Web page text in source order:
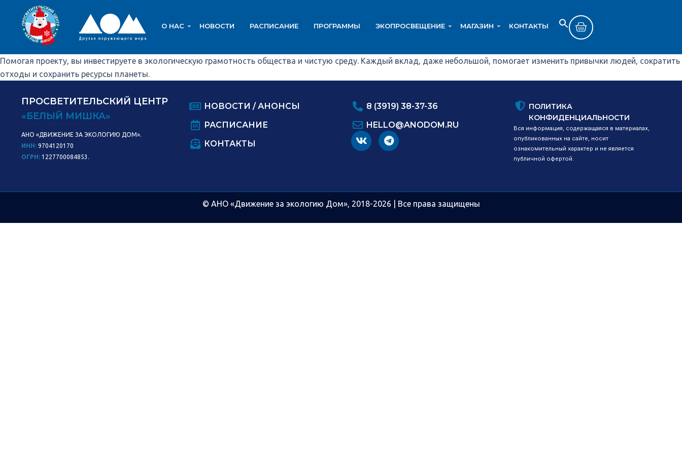
О НАС НОВОСТИ РАСПИСАНИЕ ПРОГРАММЫ ЭКОПРОСВЕЩЕНИЕ МАГАЗИН КОНТАКТЫ
Search
for:
SEARCH BUTTON
Помогая проекту, вы инвестируете в экологическую грамотность общества и чистую среду. Каждый вклад, даже небольшой, помогает изменить привычки людей, сократить
отходы и сохранить ресурсы планеты.
ПРОСВЕТИТЕЛЬСКИЙ ЦЕНТР
«БЕЛЫЙ МИШКА»
АНО «ДВИЖЕНИЕ ЗА ЭКОЛОГИЮ ДОМ».
ИНН: 9704120170
ОГРН: 1227700084853.
НОВОСТИ / АНОНСЫ
РАСПИСАНИЕ
КОНТАКТЫ
8 (3919) 38-37-36
HELLO@ANODOM.RU
ПОЛИТИКА
КОНФИДЕНЦИАЛЬНОСТИ
Вся информация, содержащаяся в материалах,
опубликованных на сайте, носит
ознакомительный характер и не является
публичной офертой.
© АНО «Движение за экологию Дом», 2018-2026 | Все права защищены